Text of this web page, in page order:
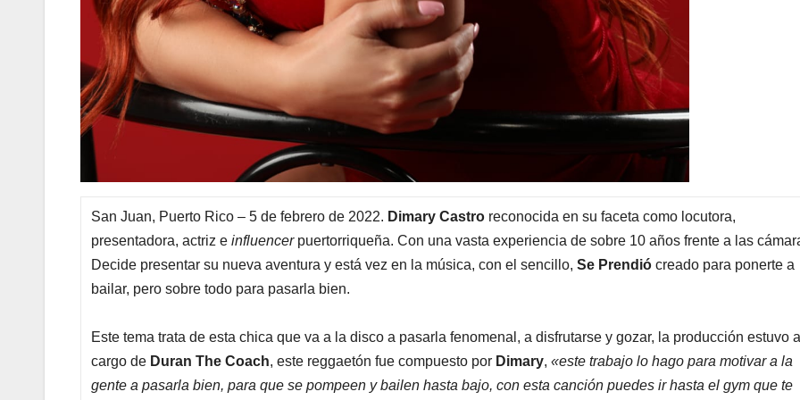
San Juan, Puerto Rico – 5 de febrero de 2022. Dimary Castro reconocida en su faceta como locutora,
presentadora, actriz einfluencerpuertorriqueña. Con una vasta experiencia de sobre 10 años frente a las
Decide presentar su nueva aventura y está vez en la música, con el sencillo,Se Prendiócreado para ponerte a
bailar, pero sobre todo para pasarla bien.
Este tema trata de esta chica que va a la disco a pasarla fenomenal, a disfrutarse y gozar, la producción estuvo a
cargo de Duran The Coach, este reggaetón fue compuesto por Dimary,«este trabajo lo hago para motivar a la
gente a pasarla bien, para que se pompeen y bailen hasta bajo, con esta canción puedes ir hasta el gym que te